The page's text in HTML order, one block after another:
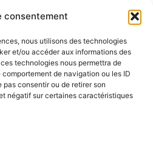
consentement
nous utilisons des technologies
et/ou accéder aux informations des
technologies nous permettra de
de navigation ou les ID
pas consentir ou de retirer son
négatif sur certaines caractéristiques
autant que possible le
et le sol, s'assurer de
et toitures ou encore
sous-sol limitent les risques
lignivores.